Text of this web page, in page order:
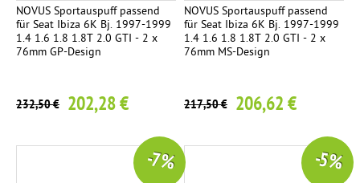
NOVUS Sportauspuff passend
für Seat Ibiza 6K Bj. 1997-1999
1.4 1.6 1.8 1.8T 2.0 GTI - 2 x
76mm GP-Design
232,50 € 202,28 €
NOVUS Sportauspuff passend
für Seat Ibiza 6K Bj. 1997-1999
1.4 1.6 1.8 1.8T 2.0 GTI - 2 x
76mm MS-Design
217,50 € 206,62 €
-7 % -5 %